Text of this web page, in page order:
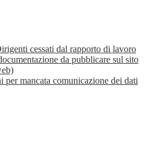
cessati dal rapporto di lavoro
da pubblicare sul sito
per mancata comunicazione dei dati